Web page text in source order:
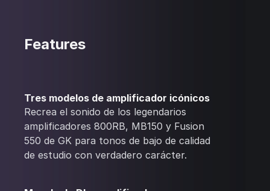
Features
Tres modelos de amplificador icónicos
Recrea el sonido de los legendarios
amplificadores 800RB, MB150 y Fusion
550 de GK para tonos de bajo de calidad
de estudio con verdadero carácter.